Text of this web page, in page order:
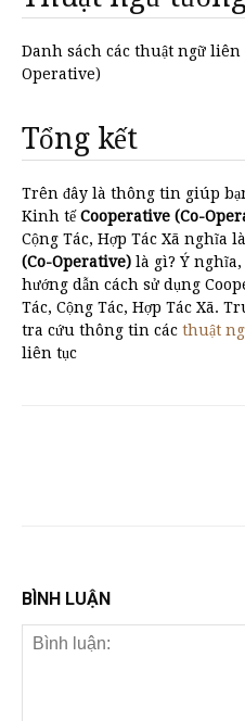
Danh sách các thuật ngữ
Operative)
Tổng kết
Trên đây là thông tin giúp
Kinh tếCooperative (Co-
Cộng Tác, Hợp Tác Xã nghĩa
(Co-Operative) là gì? Ý
hướng dẫn cách sử dụng
Tác, Cộng Tác, Hợp Tác Xã.
tra cứu thông tin các thuật
liên tục
BÌNH LUẬN